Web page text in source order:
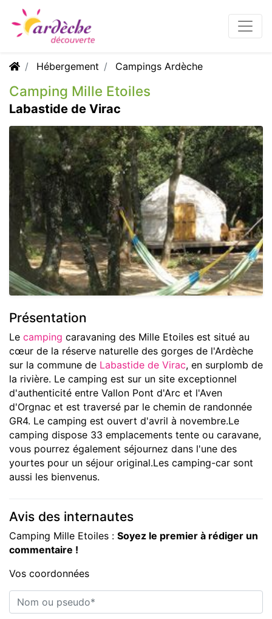
Hébergement Campings Ardèche
Camping Mille Etoiles
Labastide de Virac
Présentation
Le camping caravaning des Mille Etoiles est situé au
cœur de la réserve naturelle des gorges de l'Ardèche
sur la commune de Labastide de Virac, en surplomb de
la rivière. Le camping est sur un site exceptionnel
d'authenticité entre Vallon Pont d'Arc et l'Aven
d'Orgnac et est traversé par le chemin de randonnée
GR4. Le camping est ouvert d'avril à novembre.Le
camping dispose 33 emplacements tente ou caravane,
vous pourrez également séjournez dans l'une des
yourtes pour un séjour original.Les camping-car sont
aussi les bienvenus.
Avis des internautes
Camping Mille Etoiles : Soyez le premier à rédiger un
commentaire !
Vos coordonnées
Nom ou pseudo*